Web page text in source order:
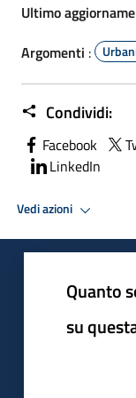
Ultimo
Argomenti :
Condividi:
Facebook
LinkedIn
Vedi azioni
Quanto
su